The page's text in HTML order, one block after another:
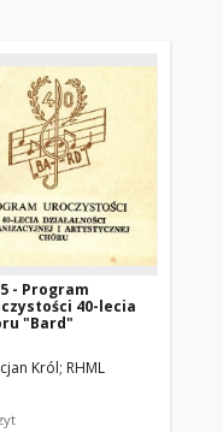
- Program
40-lecia
"Bard"
Król RHML